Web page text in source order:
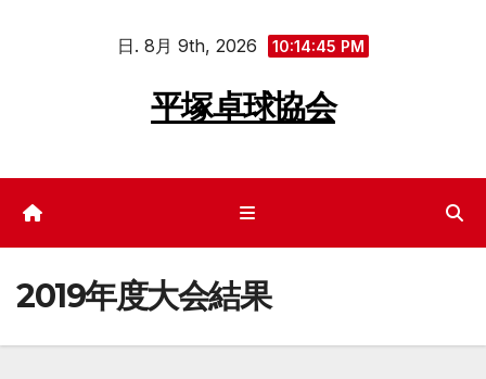
へ
キ
日. 8月 9th, 2026 10:14:45 PM
平塚卓球協会
2019年度大会結果